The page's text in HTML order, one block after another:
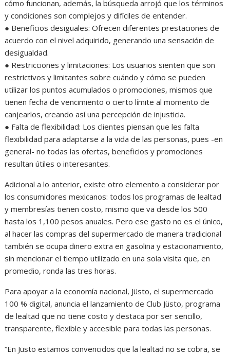
cómo funcionan, además, la búsqueda arrojó que los términos
y condiciones son complejos y difíciles de entender.
● Beneficios desiguales: Ofrecen diferentes prestaciones de
acuerdo con el nivel adquirido, generando una sensación de
desigualdad.
● Restricciones y limitaciones: Los usuarios sienten que son
restrictivos y limitantes sobre cuándo y cómo se pueden
utilizar los puntos acumulados o promociones, mismos que
tienen fecha de vencimiento o cierto límite al momento de
canjearlos, creando así una percepción de injusticia.
● Falta de flexibilidad: Los clientes piensan que les falta
flexibilidad para adaptarse a la vida de las personas, pues -en
general- no todas las ofertas, beneficios y promociones
resultan útiles o interesantes.
Adicional a lo anterior, existe otro elemento a considerar por
los consumidores mexicanos: todos los programas de lealtad
y membresías tienen costo, mismo que va desde los 500
hasta los 1,100 pesos anuales. Pero ese gasto no es el único,
al hacer las compras del supermercado de manera tradicional
también se ocupa dinero extra en gasolina y estacionamiento,
sin mencionar el tiempo utilizado en una sola visita que, en
promedio, ronda las tres horas.
Para apoyar a la economía nacional, Jüsto, el supermercado
100 % digital, anuncia el lanzamiento de Club Jüsto, programa
de lealtad que no tiene costo y destaca por ser sencillo,
transparente, flexible y accesible para todas las personas.
“En Jüsto estamos convencidos que la lealtad no se cobra, se